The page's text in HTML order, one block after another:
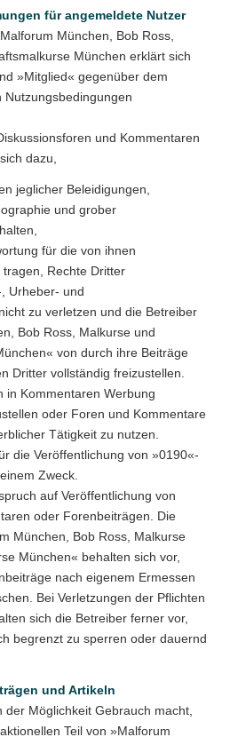
für angemeldete Nutzer
München, Bob Ross,
München erklärt sich
»Mitglied« gegenüber dem
Nutzungsbedingungen
und Kommentaren
dazu,
jeglicher Beleidigungen,
und grober
für die von ihnen
Rechte Dritter
Urheber- und
zu verletzen und die Betreiber
Bob Ross, Malkurse und
von durch ihre Beiträge
Dritter vollständig freizustellen.
in Kommentaren Werbung
oder Foren und Kommentare
Tätigkeit zu nutzen.
die Veröffentlichung von »0190«-
Zweck.
auf Veröffentlichung von
oder Forenbeiträgen. Die
München, Bob Ross, Malkurse
München« behalten sich vor,
nach eigenem Ermessen
Bei Verletzungen der Pflichten
sich die Betreiber ferner vor,
begrenzt zu sperren oder dauernd
und Artikeln
der Möglichkeit Gebrauch macht,
Teil von »Malforum